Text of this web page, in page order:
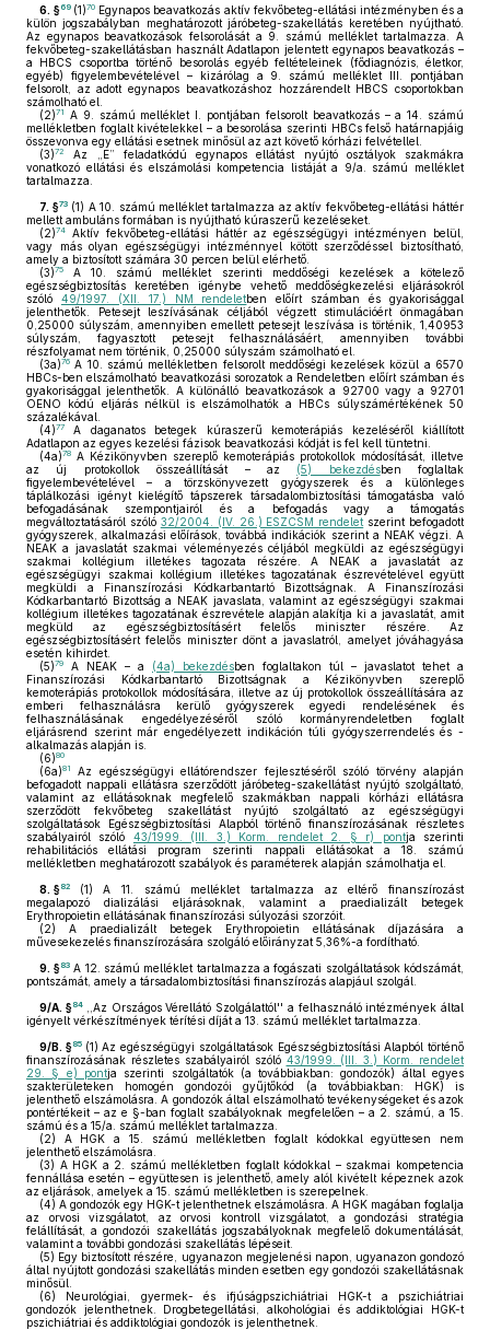
6. §69 (1)70 Egynapos beavatkozás aktív fekvőbeteg-ellátási intézményben és a
külön jogszabályban meghatározott járóbeteg-szakellátás keretében nyújtható.
Az egynapos beavatkozások felsorolását a 9. számú melléklet tartalmazza. A
fekvőbeteg-szakellátásban használt Adatlapon jelentett egynapos beavatkozás –
a HBCS csoportba történő besorolás egyéb feltételeinek (fődiagnózis, életkor,
egyéb) figyelembevételével – kizárólag a 9. számú melléklet III. pontjában
felsorolt, az adott egynapos beavatkozáshoz hozzárendelt HBCS csoportokban
számolható el.
(2)71
A 9. számú melléklet I. pontjában felsorolt beavatkozás – a 14. számú
mellékletben foglalt kivételekkel – a besorolása szerinti HBCs felső határnapjáig
összevonva egy ellátási esetnek minősül az azt követő kórházi felvétellel.
(3)72
Az „E” feladatkódú egynapos ellátást nyújtó osztályok szakmákra
vonatkozó ellátási és elszámolási kompetencia listáját a 9/a. számú melléklet
tartalmazza.
7. §73 (1) A 10. számú melléklet tartalmazza az aktív fekvőbeteg-ellátási háttér
mellett ambuláns formában is nyújtható kúraszerű kezeléseket.
(2)74
Aktív fekvőbeteg-ellátási háttér az egészségügyi intézményen belül,
vagy más olyan egészségügyi intézménnyel kötött szerződéssel biztosítható,
amely a biztosított számára 30 percen belül elérhető.
(3)75
A 10. számú melléklet szerinti meddőségi kezelések a kötelező
egészségbiztosítás keretében igénybe vehető meddőségkezelési eljárásokról
szóló 49/1997. (XII. 17.) NM rendeletben előírt számban és gyakorisággal
jelenthetők. Petesejt leszívásának céljából végzett stimulációért önmagában
0,25000 súlyszám, amennyiben emellett petesejt leszívása is történik, 1,40953
súlyszám, fagyasztott petesejt felhasználásáért, amennyiben további
részfolyamat nem történik, 0,25000 súlyszám számolható el.
(3a)76 A 10. számú mellékletben felsorolt meddőségi kezelések közül a 6570
HBCs-ben elszámolható beavatkozási sorozatok a Rendeletben előírt számban és
gyakorisággal jelenthetők. A különálló beavatkozások a 92700 vagy a 92701
OENO kódú eljárás nélkül is elszámolhatók a HBCs súlyszámértékének 50
százalékával.
(4)77
A daganatos betegek kúraszerű kemoterápiás kezeléséről kiállított
Adatlapon az egyes kezelési fázisok beavatkozási kódját is fel kell tüntetni.
(4a)78 A Kézikönyvben szereplő kemoterápiás protokollok módosítását, illetve
az új protokollok összeállítását – az (5) bekezdésben foglaltak
figyelembevételével – a törzskönyvezett gyógyszerek és a különleges
táplálkozási igényt kielégítő tápszerek társadalombiztosítási támogatásba való
befogadásának szempontjairól és a befogadás vagy a támogatás
megváltoztatásáról szóló 32/2004. (IV. 26.) ESZCSM rendelet szerint befogadott
gyógyszerek, alkalmazási előírások, továbbá indikációk szerint a NEAK végzi. A
NEAK a javaslatát szakmai véleményezés céljából megküldi az egészségügyi
szakmai kollégium illetékes tagozata részére. A NEAK a javaslatát az
egészségügyi szakmai kollégium illetékes tagozatának észrevételével együtt
megküldi a Finanszírozási Kódkarbantartó Bizottságnak. A Finanszírozási
Kódkarbantartó Bizottság a NEAK javaslata, valamint az egészségügyi szakmai
kollégium illetékes tagozatának észrevétele alapján alakítja ki a javaslatát, amit
megküld az egészségbiztosításért felelős miniszter részére. Az
egészségbiztosításért felelős miniszter dönt a javaslatról, amelyet jóváhagyása
esetén kihirdet.
(5)79 A NEAK – a (4a) bekezdésben foglaltakon túl – javaslatot tehet a
Finanszírozási Kódkarbantartó Bizottságnak a Kézikönyvben szereplő
kemoterápiás protokollok módosítására, illetve az új protokollok összeállítására az
emberi felhasználásra kerülő gyógyszerek egyedi rendelésének és
felhasználásának engedélyezéséről szóló kormányrendeletben foglalt
eljárásrend szerint már engedélyezett indikáción túli gyógyszerrendelés és -
alkalmazás alapján is.
(6)80
(6a)81
Az egészségügyi ellátórendszer fejlesztéséről szóló törvény alapján
befogadott nappali ellátásra szerződött járóbeteg-szakellátást nyújtó szolgáltató,
valamint az ellátásoknak megfelelő szakmákban nappali kórházi ellátásra
szerződött fekvőbeteg szakellátást nyújtó szolgáltató az egészségügyi
szolgáltatások Egészségbiztosítási Alapból történő finanszírozásának részletes
szabályairól szóló 43/1999. (III. 3.) Korm. rendelet 2. § r) pontja szerinti
rehabilitációs ellátási program szerinti nappali ellátásokat a 18. számú
mellékletben meghatározott szabályok és paraméterek alapján számolhatja el.
8. §82 (1) A 11. számú melléklet tartalmazza az eltérő finanszírozást
megalapozó dializálási eljárásoknak, valamint a praedializált betegek
Erythropoietin ellátásának finanszírozási súlyozási szorzóit.
(2) A praedializált betegek Erythropoietin ellátásának díjazására a
művesekezelés finanszírozására szolgáló előirányzat 5,36%-a fordítható.
9. §83 A 12. számú melléklet tartalmazza a fogászati szolgáltatások kódszámát,
pontszámát, amely a társadalombiztosítási finanszírozás alapjául szolgál.
9/A. §84
,,Az Országos Vérellátó Szolgálattól'' a felhasználó intézmények által
igényelt vérkészítmények térítési díját a 13. számú melléklet tartalmazza.
9/B. §85 (1) Az egészségügyi szolgáltatások Egészségbiztosítási Alapból történő
finanszírozásának részletes szabályairól szóló 43/1999. (III. 3.) Korm. rendelet
29. § e) pontja szerinti szolgáltatók (a továbbiakban: gondozók) által egyes
szakterületeken homogén gondozói gyűjtőkód (a továbbiakban: HGK) is
jelenthető elszámolásra. A gondozók által elszámolható tevékenységeket és azok
pontértékeit – az e §-ban foglalt szabályoknak megfelelően – a 2. számú, a 15.
számú és a 15/a. számú melléklet tartalmazza.
(2) A HGK a 15. számú mellékletben foglalt kódokkal együttesen nem
jelenthető elszámolásra.
(3) A HGK a 2. számú mellékletben foglalt kódokkal – szakmai kompetencia
fennállása esetén – együttesen is jelenthető, amely alól kivételt képeznek azok
az eljárások, amelyek a 15. számú mellékletben is szerepelnek.
(4) A gondozók egy HGK-t jelenthetnek elszámolásra. A HGK magában foglalja
az orvosi vizsgálatot, az orvosi kontroll vizsgálatot, a gondozási stratégia
felállítását, a gondozói szakellátás jogszabályoknak megfelelő dokumentálását,
valamint a további gondozási szakellátás lépéseit.
(5) Egy biztosított részére, ugyanazon megjelenési napon, ugyanazon gondozó
által nyújtott gondozási szakellátás minden esetben egy gondozói szakellátásnak
minősül.
(6) Neurológiai, gyermek- és ifjúságpszichiátriai HGK-t a pszichiátriai
gondozók jelenthetnek. Drogbetegellátási, alkohológiai és addiktológiai HGK-t
pszichiátriai és addiktológiai gondozók is jelenthetnek.